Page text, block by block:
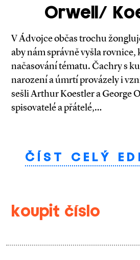
Orwell/
V Ádvojce občas trochu
aby nám správně vyšla rovnice,
načasování tématu. Čachry s
narození a úmrtí provázely i
sešli Arthur Koestler a George
spisovatelé a přátelé,…
ČÍST CELÝ
koupit číslo